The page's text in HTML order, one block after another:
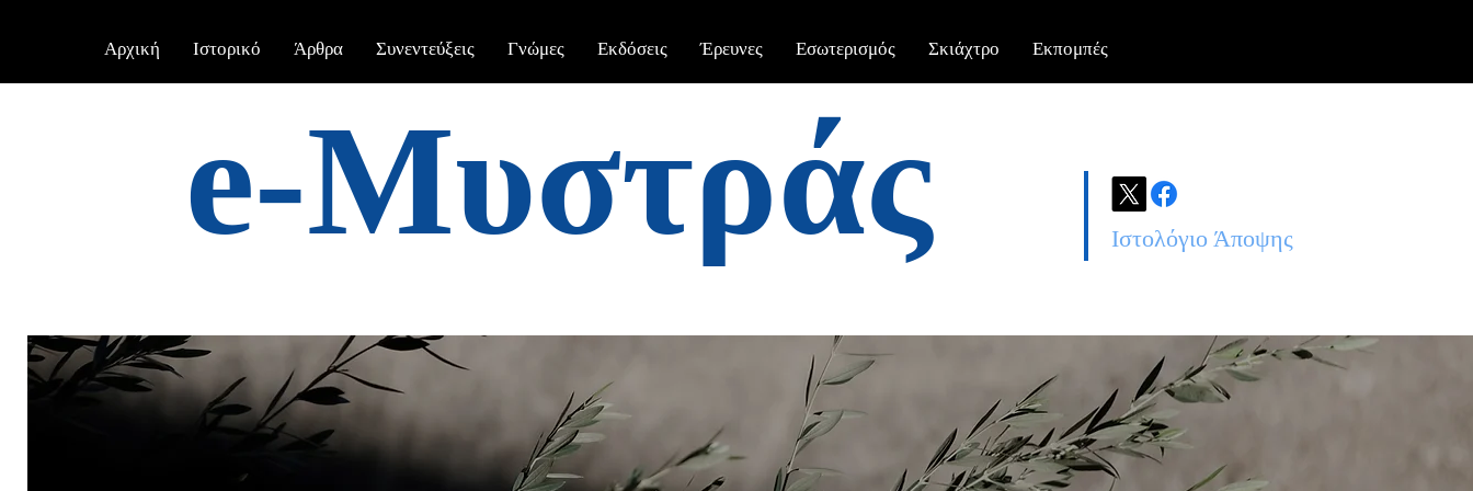
Αρχική Ιστορικό Άρθρα Συνεντεύξεις Γνώμες Εκδόσεις Έρευνες Εσωτερισμός Σκιάχτρο Εκπομπές
e-Μυστράς Ιστολόγιο Άποψης